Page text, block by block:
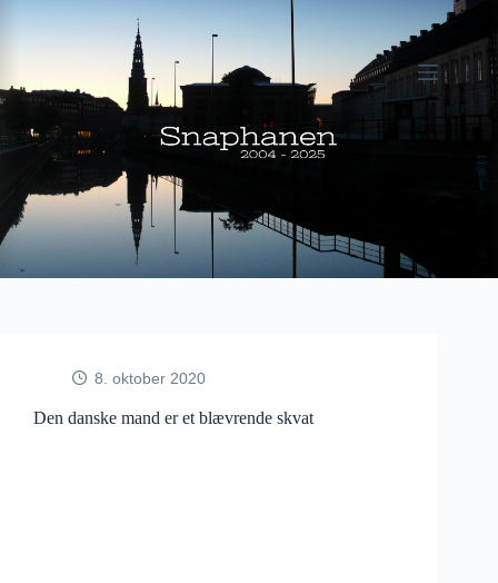
8. oktober 2020
Den danske mand er et blævrende skvat